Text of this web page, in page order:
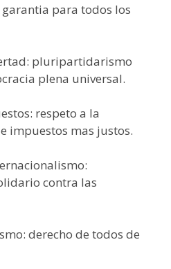
para todos los
pluripartidarismo
plena universal.
respeto a la
impuestos mas justos.
contra las
derecho de todos de